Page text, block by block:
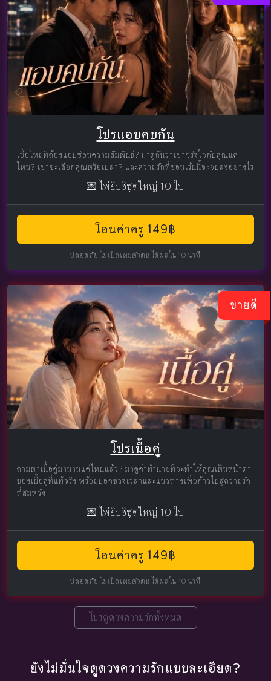
โปรแอบคบกัน
เบื่อไหมที่ต้องแอบซ่อนความสัมพันธ์? มาดูกันว่าเขาจริงใจกับคุณแค่
ไหน? เขาจะเลือกคุณหรือเปล่า? และความรักที่ซ่อนเร้นนี้จะจบลงอย่างไร
💌 ไพ่ยิปซีชุดใหญ่ 10 ใบ
โอนค่าครู 149฿
ปลอดภัย ไม่เปิดเผยตัวตน ได้ผลใน 10 นาที
ขายดี
โปรเนื้อคู่
ตามหาเนื้อคู่มานานแค่ไหนแล้ว? มาดูคำทำนายที่จะทำให้คุณเห็นหน้าตา
ของเนื้อคู่ที่แท้จริง พร้อมบอกช่วงเวลาและแนวทางเพื่อก้าวไปสู่ความรัก
ที่สมหวัง!
💌 ไพ่ยิปซีชุดใหญ่ 10 ใบ
โอนค่าครู 149฿
ปลอดภัย ไม่เปิดเผยตัวตน ได้ผลใน 10 นาที
โปรดูดวงความรักทั้งหมด
ยังไม่มั่นใจดูดวงความรักแบบละเอียด?